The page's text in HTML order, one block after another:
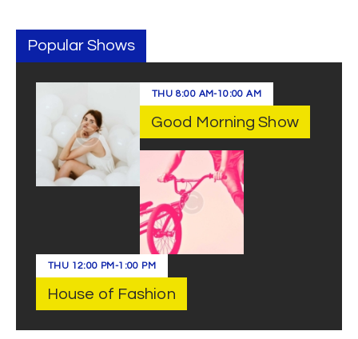
Popular Shows
THU 8:00 AM-10:00 AM
Good Morning Show
THU 12:00 PM -1:00 PM
House of Fashion